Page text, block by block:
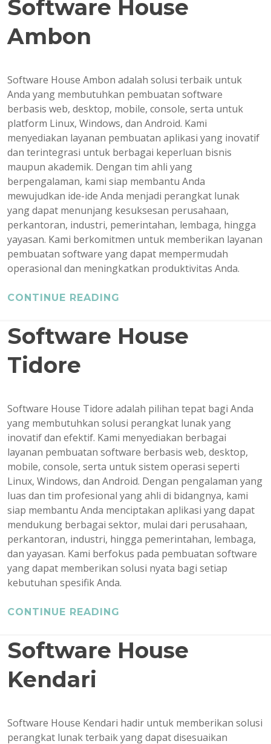
Software House
Ambon
Software House Ambon adalah solusi terbaik untuk
Anda yang membutuhkan pembuatan software
berbasis web, desktop, mobile, console, serta untuk
platform Linux, Windows, dan Android. Kami
menyediakan layanan pembuatan aplikasi yang inovatif
dan terintegrasi untuk berbagai keperluan bisnis
maupun akademik. Dengan tim ahli yang
berpengalaman, kami siap membantu Anda
mewujudkan ide-ide Anda menjadi perangkat lunak
yang dapat menunjang kesuksesan perusahaan,
perkantoran, industri, pemerintahan, lembaga, hingga
yayasan. Kami berkomitmen untuk memberikan layanan
pembuatan software yang dapat mempermudah
operasional dan meningkatkan produktivitas Anda.
CONTINUE READING
Software House
Tidore
Software House Tidore adalah pilihan tepat bagi Anda
yang membutuhkan solusi perangkat lunak yang
inovatif dan efektif. Kami menyediakan berbagai
layanan pembuatan software berbasis web, desktop,
mobile, console, serta untuk sistem operasi seperti
Linux, Windows, dan Android. Dengan pengalaman yang
luas dan tim profesional yang ahli di bidangnya, kami
siap membantu Anda menciptakan aplikasi yang dapat
mendukung berbagai sektor, mulai dari perusahaan,
perkantoran, industri, hingga pemerintahan, lembaga,
dan yayasan. Kami berfokus pada pembuatan software
yang dapat memberikan solusi nyata bagi setiap
kebutuhan spesifik Anda.
CONTINUE READING
Software House
Kendari
Software House Kendari hadir untuk memberikan solusi
perangkat lunak terbaik yang dapat disesuaikan